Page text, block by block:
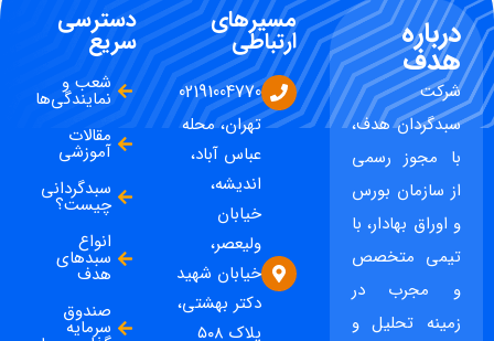
درباره
هدف
شرکت
سبدگردان هدف،
با مجوز رسمی
از سازمان بورس
و اوراق بهادار، با
تیمی متخصص
و مجرب در
زمینه تحلیل و
مسیرهای
ارتباطی
02191004770
تهران، محله
عباس آباد،
اندیشه،
خیابان
ولیعصر،
خیابان شهید
دکتر بهشتی،
پلاک ۵۰۸
دسترسی
سریع
شعب و
نمایندگی‌ها
مقالات
آموزشی
سبدگردانی
چیست؟
انواع
سبدهای
هدف
صندوق
سرمایه